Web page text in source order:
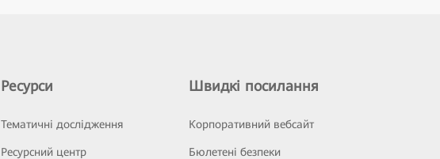
Ресурси
Тематичні дослідження
Ресурсний центр
Швидкі посилання
Корпоративний вебсайт
Бюлетені безпеки